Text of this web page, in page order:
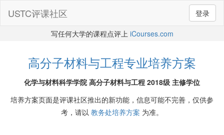
登录
USTC评课社区
写任何大学的课程点评上 iCourses.com
高分子材料与工程专业培养方案
化学与材料科学学院 高分子材料与工程 2018级 主修学位
培养方案页面是评课社区推出的新功能，信息可能不完善，仅供参
考，请以 教务处培养方案 为准。